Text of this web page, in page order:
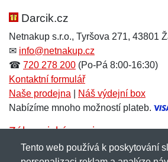
Hodnocení:
Jméno: *
Jméno:
E-mail:*
Darcik.cz
Netnakup s.r.o., Tyršova 271, 43801
✉ info@netnakup.cz
☎ 720 278 200 (Po-Pá 8:00-16:30)
Kontaktní formulář
Naše prodejna
Náš výdejní box
Nabízíme mnoho možností plateb.
Zákaznický servis
Novinky emailem
Tento web používá k poskytování